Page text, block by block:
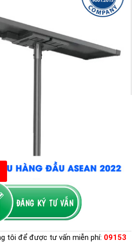
tôi để được tư vấn miễn phí: 09153